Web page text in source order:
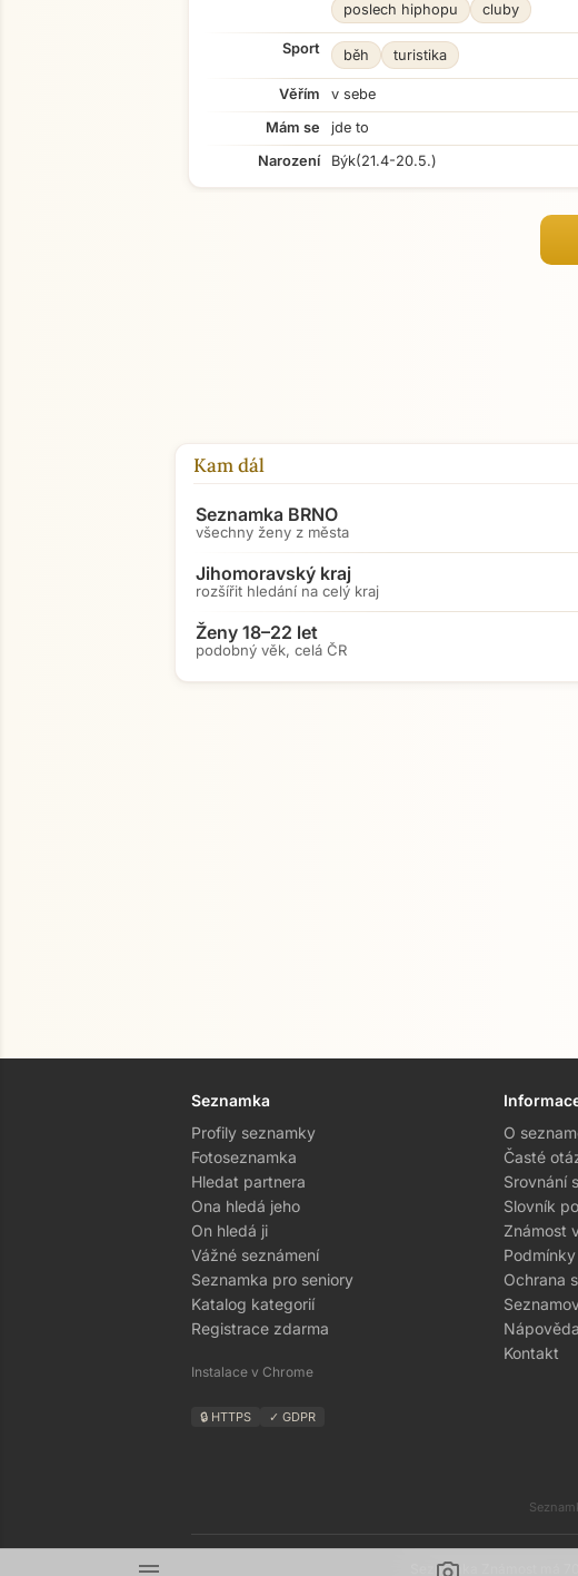
poslech hiphopu
cluby
Sport běh turistika
Věřím
v sebe
Mám se
jde to
Narození
Býk(21.4-20.5.)
Kam dál
Seznamka BRNO
všechny ženy z města
Jihomoravský kraj
rozšířit hledání na celý kraj
Ženy 18–22 let
podobný věk, celá ČR
Seznamka
Profily seznamky
Fotoseznamka
Hledat partnera
Ona hledá jeho
On hledá ji
Vážné seznámení
Seznamka pro seniory
Katalog kategorií
Registrace zdarma
Instalace v Chrome
🔒 HTTPS ✓ GDPR
O
Časté
Srovnání
Slovník
Známost
Ochrana
Kontakt
Seznamka Známost má